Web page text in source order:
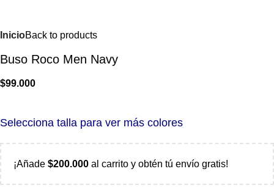
InicioBack to products
Buso Roco Men Navy
$99.000
Selecciona talla para ver más colores
¡Añade $200.000 al carrito y obtén tú envío gratis!